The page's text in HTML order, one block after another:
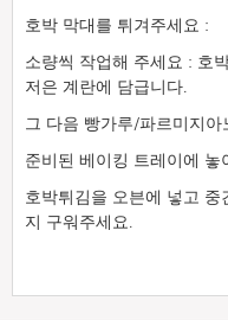
호박 막대를 튀겨주세요 :
소량씩 작업해 주세요 : 호
저은 계란에 담급니다.
그 다음 빵가루/파르미지
준비된 베이킹 트레이에 놓
호박튀김을 오븐에 넣고
지 구워주세요.